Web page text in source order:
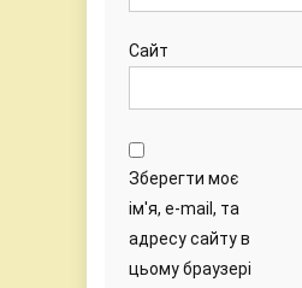
Сайт
Зберегти моє
ім'я, e-mail, та
адресу сайту в
цьому браузері